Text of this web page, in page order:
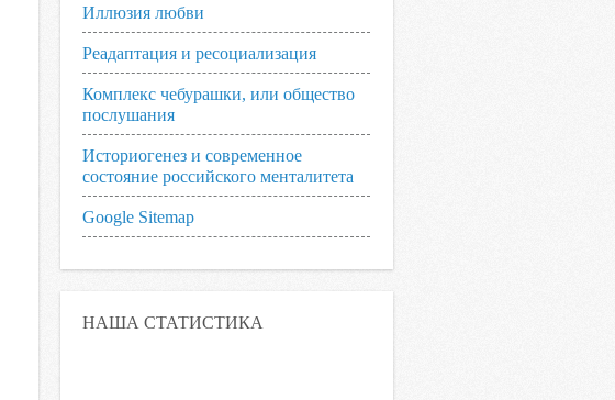
Иллюзия любви
Реадаптация и ресоциализация
Комплекс чебурашки, или общество
послушания
Историогенез и современное
состояние российского менталитета
Google Sitemap
НАША СТАТИСТИКА